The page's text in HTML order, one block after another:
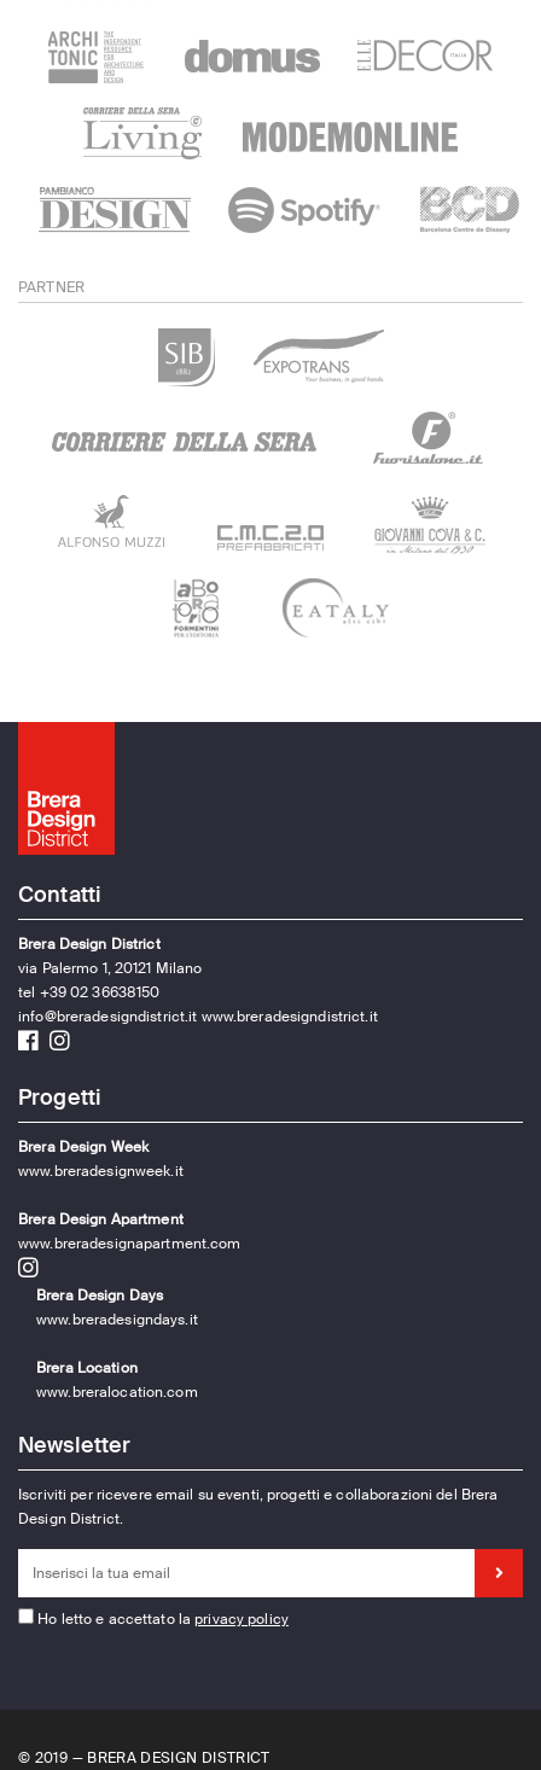
PARTNER
Contatti
Brera Design District
via Palermo 1, 20121 Milano
tel +39 02 36638150
info@breradesigndistrict.it www.breradesigndistrict.it
Progetti
Brera Design Week
www.breradesignweek.it
Brera Design Apartment
www.breradesignapartment.com
Brera Design Days
www.breradesigndays.it
Brera Location
www.breralocation.com
Newsletter
Iscriviti per ricevere email su eventi, progetti e collaborazioni del Brera
Design District.
Ho letto e accettato la privacy policy
© 2019 — BRERA DESIGN DISTRICT